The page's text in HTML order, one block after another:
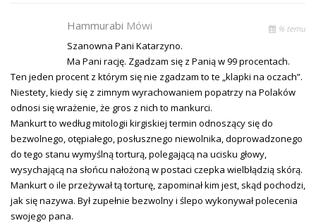
Hammurabi Mówi % temu
Szanowna Pani Katarzyno.
Ma Pani rację. Zgadzam się z Panią w 99 procentach.
Ten jeden procent z którym się nie zgadzam to te „klapki na oczach”.
Niestety, kiedy się z zimnym wyrachowaniem popatrzy na Polaków
odnosi się wrażenie, że gros z nich to mankurci.
Mankurt to według mitologii kirgiskiej termin odnoszący się do
bezwolnego, otępiałego, posłusznego niewolnika, doprowadzonego
do tego stanu wymyślną torturą, polegającą na ucisku głowy,
wysychającą na słońcu nałożoną w postaci czepka wielbłądzią skórą.
Mankurt o ile przeżywał tą torturę, zapominał kim jest, skąd pochodzi,
jak się nazywa. Był zupełnie bezwolny i ślepo wykonywał polecenia
swojego pana.